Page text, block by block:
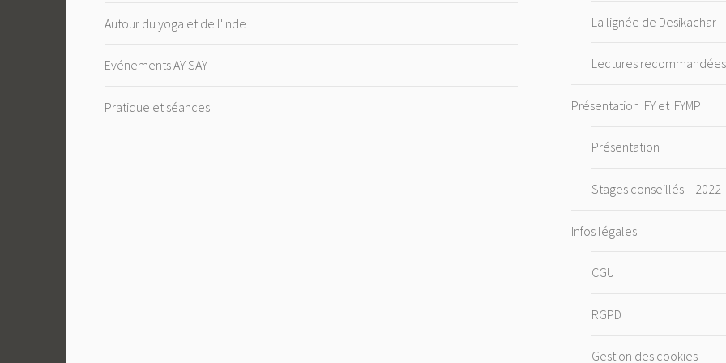
Autour du yoga et de l'Inde
Evénements AY SAY
Pratique et séances
La lignée de Desikachar
Lectures recommandées
Présentation IFY et IFYMP
Présentation
Stages conseillés –
Infos légales
CGU
RGPD
Gestion des cookies